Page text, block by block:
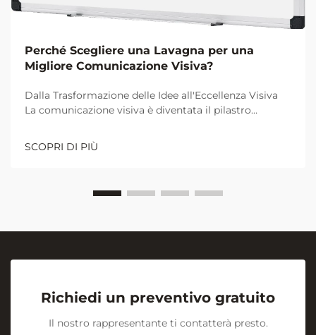
Perché Scegliere una Lavagna per una
Migliore Comunicazione Visiva?
Dalla Trasformazione delle Idee all'Eccellenza Visiva
La comunicazione visiva è diventata il pilastro
apprendimento efficaci negli ambienti lavorativi e
didattici moderni. Al centro di questa rivoluzione
SCOPRI DI PIÙ
Richiedi un preventivo gratuito
Il nostro rappresentante ti contatterà presto.